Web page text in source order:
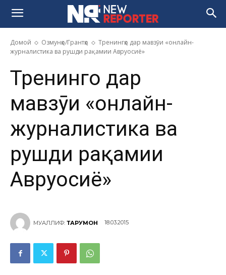
Домой Озмунҳо/Грантҳо
Тренингҳо дар мавзӯи «онлайн-
журналистика ва рушди рақамии Авруосиё»
Тренингҳо дар
мавзӯи «онлайн-
журналистика ва
рушди рақамии
Авруосиё»
МУАЛЛИФ: ТАРҶУМОН 18.03.2015